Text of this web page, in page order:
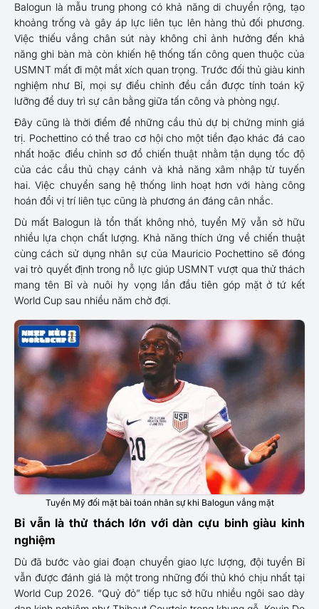
Balogun là mẫu trung phong có khả năng di chuyển rộng, tạo
khoảng trống và gây áp lực liên tục lên hàng thủ đối phương.
Việc thiếu vắng chân sút này không chỉ ảnh hưởng đến khả
năng ghi bàn mà còn khiến hệ thống tấn công quen thuộc của
USMNT mất đi một mắt xích quan trọng. Trước đối thủ giàu kinh
nghiệm như Bỉ, mọi sự điều chỉnh đều cần được tính toán kỹ
lưỡng để duy trì sự cân bằng giữa tấn công và phòng ngự.
Đây cũng là thời điểm để những cầu thủ dự bị chứng minh giá
trị. Pochettino có thể trao cơ hội cho một tiền đạo khác đá cao
nhất hoặc điều chỉnh sơ đồ chiến thuật nhằm tận dụng tốc độ
của các cầu thủ chạy cánh và khả năng xâm nhập từ tuyến
hai. Việc chuyển sang hệ thống linh hoạt hơn với hàng công
hoán đổi vị trí liên tục cũng là phương án đáng cân nhắc.
Dù mất Balogun là tổn thất không nhỏ, tuyển Mỹ vẫn sở hữu
nhiều lựa chọn chất lượng. Khả năng thích ứng về chiến thuật
cùng cách sử dụng nhân sự của Mauricio Pochettino sẽ đóng
vai trò quyết định trong nỗ lực giúp USMNT vượt qua thử thách
mang tên Bỉ và nuôi hy vọng lần đầu tiên góp mặt ở tứ kết
World Cup sau nhiều năm chờ đợi.
Tuyển Mỹ đối mặt bài toán nhân sự khi Balogun vắng mặt
Bỉ vẫn là thử thách lớn với dàn cựu binh giàu kinh
nghiệm
Dù đã bước vào giai đoạn chuyển giao lực lượng, đội tuyển Bỉ
vẫn được đánh giá là một trong những đối thủ khó chịu nhất tại
World Cup 2026. “Quỷ đỏ” tiếp tục sở hữu nhiều ngôi sao dày